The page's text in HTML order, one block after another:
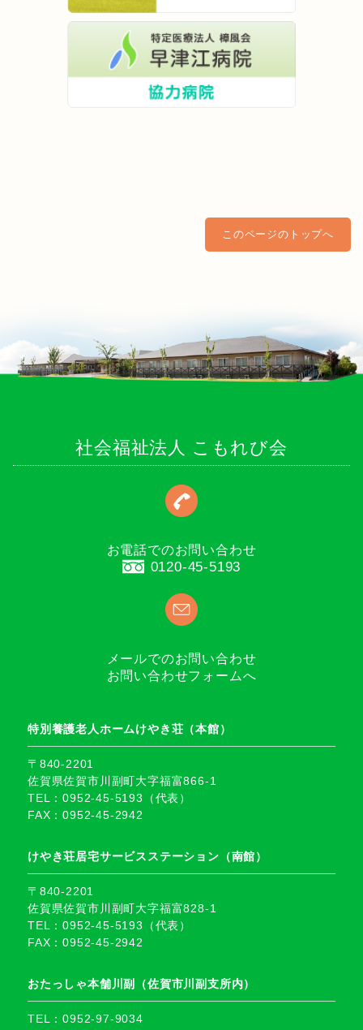
このページのトップへ
社会福祉法人 こもれび会
お電話でのお問い合わせ
0120-45-5193
メールでのお問い合わせ
お問い合わせフォームへ
特別養護老人ホームけやき荘（本館）
〒840-2201
佐賀県佐賀市川副町大字福富866-1
TEL：0952-45-5193（代表）
FAX：0952-45-2942
けやき荘居宅サービスステーション（南館）
〒840-2201
佐賀県佐賀市川副町大字福富828-1
TEL：0952-45-5193（代表）
FAX：0952-45-2942
おたっしゃ本舗川副（佐賀市川副支所内）
TEL：0952-97-9034